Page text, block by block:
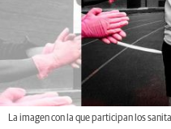
La imagen con la que participan los